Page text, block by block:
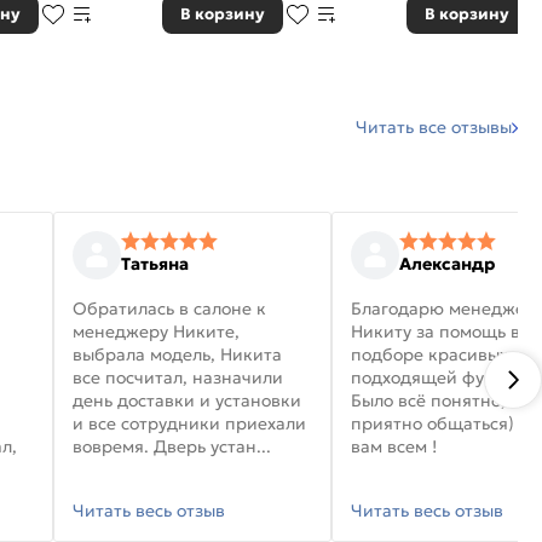
В корзину В корзину
Читать все отзывы
Татьяна
Обратилась в салоне к
менеджеру Никите,
выбрала модель, Никита
все посчитал, назначили
день доставки и установки
и все сотрудники приехали
вовремя. Дверь устан...
Читать весь отзыв
Александр
Благодарю
Никиту за помощь в
подборе красивых
подходящей
Было всё понятно, и
приятно общаться)
вам всем !
Читать весь отзыв